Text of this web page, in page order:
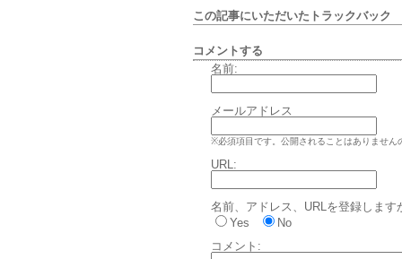
この記事にいただいたトラックバック
コメントする
名前:
メールアドレス
※必須項目です。公開されることはありません
URL:
名前、アドレス、URLを登録します
Yes
No
コメント: